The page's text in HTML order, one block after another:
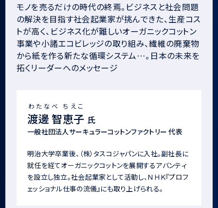
モノを売るだけの時代の終焉。ビジネスと社会問題
の解決を目指す社会起業家が挑んできた、生産コス
トが高く、ビジネス化が難しいオーガニックコットン
事業や小諸エコビレッジの取り組み、繊維の廃棄物
から紙を作る新たな循環システム…。日本の未来を
拓くリーダーへのメッセージ
渡邊 智恵子
わたなべ ちえこ
氏
一般社団法人サーキュラーコットンファクトリー 代表
明治大学卒業後、（株）タスコジャパンに入社。副社長に
就任を経てオーガニックコットンを展開するアバンティ
を設立し独立。社会起業家として活動し、ＮＨＫ『プロフ
ェッショナル仕事の流儀』にも取り上げられる。